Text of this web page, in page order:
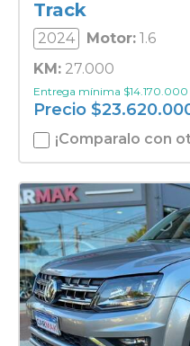
Track
2024 Motor: 1.6
KM: 27.000
Entrega mínima $14.170.000
Precio $
¡Comparalo con